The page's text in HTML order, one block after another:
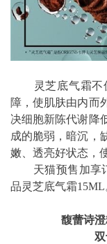
灵芝底气霜不仅
障，使肌肤由内而
决细胞新陈代谢降
成的脆弱，暗沉，
嫩、透亮好状态，
天猫预售加享订
品灵芝底气霜15ML
馥蕾诗
双